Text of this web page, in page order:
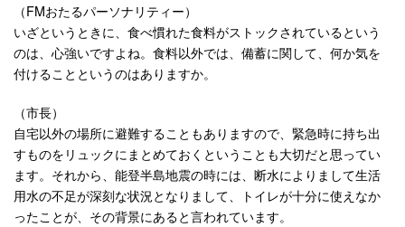
（FMおたるパーソナリティー）
いざというときに、食べ慣れた食料がストックされているという
のは、心強いですよね。食料以外では、備蓄に関して、何か気を
付けることというのはありますか。
（市長）
自宅以外の場所に避難することもありますので、緊急時に持ち出
すものをリュックにまとめておくということも大切だと思ってい
ます。それから、能登半島地震の時には、断水によりまして生活
用水の不足が深刻な状況となりまして、トイレが十分に使えなか
ったことが、その背景にあると言われています。